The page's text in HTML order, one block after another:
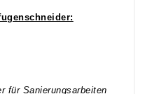
für Sanierungsarbeiten